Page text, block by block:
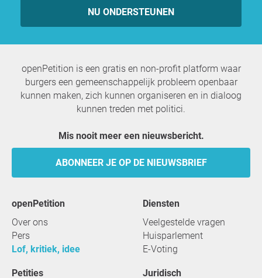
NU ONDERSTEUNEN
openPetition is een gratis en non-profit platform waar
burgers een gemeenschappelijk probleem openbaar
kunnen maken, zich kunnen organiseren en in dialoog
kunnen treden met politici.
Mis nooit meer een nieuwsbericht.
ABONNEER JE OP DE NIEUWSBRIEF
openPetition
Over ons
Pers
Lof, kritiek, idee
Diensten
Veelgestelde vragen
Huisparlement
E-Voting
Petities Juridisch